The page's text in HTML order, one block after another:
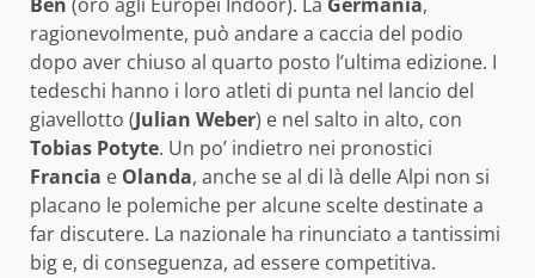
ragionevolmente, può andare a caccia del podio
dopo aver chiuso al quarto posto l’ultima edizione. I
tedeschi hanno i loro atleti di punta nel lancio del
giavellotto (Julian Weber) e nel salto in alto, con
Tobias Potyte. Un po’ indietro nei pronostici
Francia e Olanda, anche se al di là delle Alpi non si
placano le polemiche per alcune scelte destinate a
far discutere. La nazionale ha rinunciato a tantissimi
big e, di conseguenza, ad essere competitiva.